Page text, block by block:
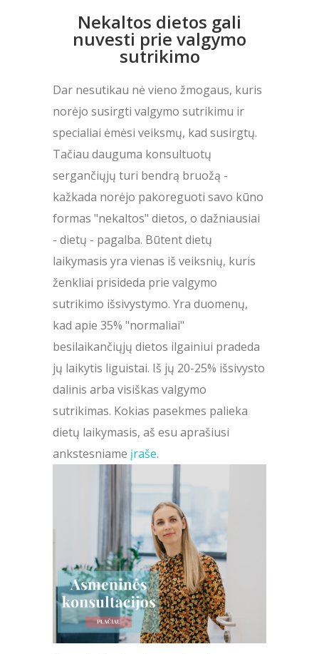
Nekaltos dietos gali
nuvesti prie valgymo
sutrikimo
Dar nesutikau nė vieno žmogaus, kuris
norėjo susirgti valgymo sutrikimu ir
specialiai ėmėsi veiksmų, kad susirgtų.
Tačiau dauguma konsultuotų
sergančiųjų turi bendrą bruožą -
kažkada norėjo pakoreguoti savo kūno
formas "nekaltos" dietos, o dažniausiai
- dietų - pagalba. Būtent dietų
laikymasis yra vienas iš veiksnių, kuris
ženkliai prisideda prie valgymo
sutrikimo išsivystymo. Yra duomenų,
kad apie 35% "normaliai"
besilaikančiųjų dietos ilgainiui pradeda
jų laikytis liguistai. Iš jų 20-25% išsivysto
dalinis arba visiškas valgymo
sutrikimas. Kokias pasekmes palieka
dietų laikymasis, aš esu aprašiusi
ankstesniame įraše.